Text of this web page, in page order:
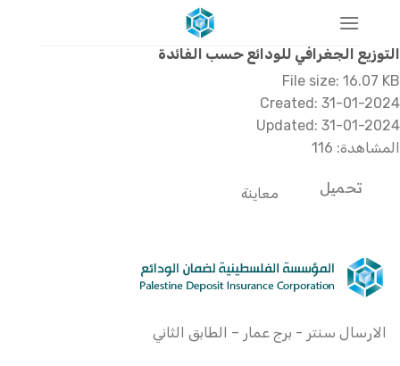
للمحتوى
التوزيع الجغرافي للودائع حسب الفائدة
File size: 16.07 KB
Created: 31-01-2024
Updated: 31-01-2024
المشاهدة: 116
تحميل معاينة
الارسال سنتر - برج عمار – الطابق الثاني